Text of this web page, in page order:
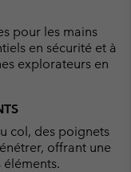
pour les mains
en sécurité et à
explorateurs en
col, des poignets
offrant une